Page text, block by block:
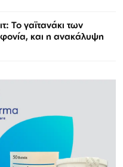
Το γαϊτανάκι των
και η ανακάλυψη